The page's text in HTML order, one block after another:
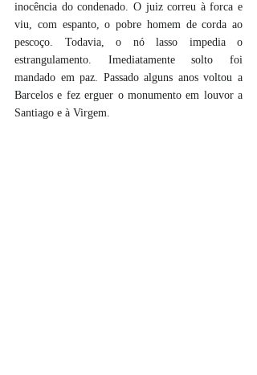
inocência do condenado. O juiz correu à forca e
viu, com espanto, o pobre homem de corda ao
pescoço. Todavia, o nó lasso impedia o
estrangulamento. Imediatamente solto foi
mandado em paz. Passado alguns anos voltou a
Barcelos e fez erguer o monumento em louvor a
Santiago e à Virgem.